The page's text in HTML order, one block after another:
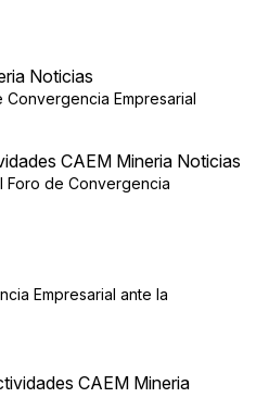
Noticias
Empresarial
CAEM Mineria Noticias
Foro de Convergencia
Empresarial ante la
CAEM Mineria